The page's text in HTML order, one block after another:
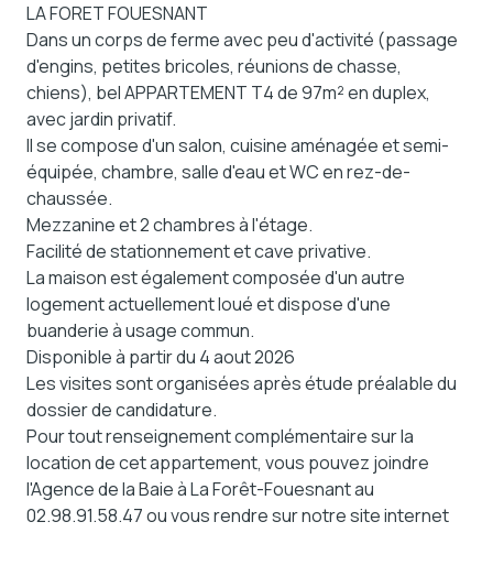
LA FORET FOUESNANT
Dans un corps de ferme avec peu d'activité (passage
d'engins, petites bricoles, réunions de chasse,
chiens), bel APPARTEMENT T4 de 97m² en duplex,
avec jardin privatif.
Il se compose d'un salon, cuisine aménagée et semi-
équipée, chambre, salle d'eau et WC en rez-de-
chaussée.
Mezzanine et 2 chambres à l'étage.
Facilité de stationnement et cave privative.
La maison est également composée d'un autre
logement actuellement loué et dispose d'une
buanderie à usage commun.
Disponible à partir du 4 aout 2026
Les visites sont organisées après étude préalable du
dossier de candidature.
Pour tout renseignement complémentaire sur la
location de cet appartement, vous pouvez joindre
l'Agence de la Baie à La Forêt-Fouesnant au
02.98.91.58.47 ou vous rendre sur notre site internet